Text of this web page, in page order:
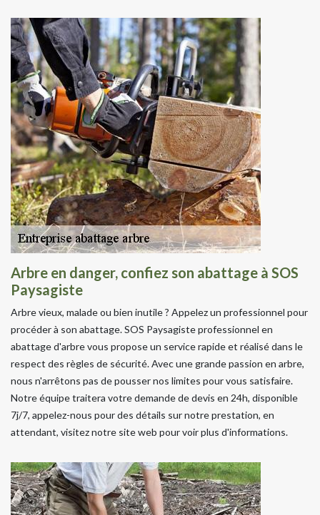
Arbre en danger, confiez son abattage à SOS
Paysagiste
Arbre vieux, malade ou bien inutile ? Appelez un professionnel pour
procéder à son abattage. SOS Paysagiste professionnel en
abattage d'arbre vous propose un service rapide et réalisé dans le
respect des règles de sécurité. Avec une grande passion en arbre,
nous n'arrêtons pas de pousser nos limites pour vous satisfaire.
Notre équipe traitera votre demande de devis en 24h, disponible
7j/7, appelez-nous pour des détails sur notre prestation, en
attendant, visitez notre site web pour voir plus d'informations.